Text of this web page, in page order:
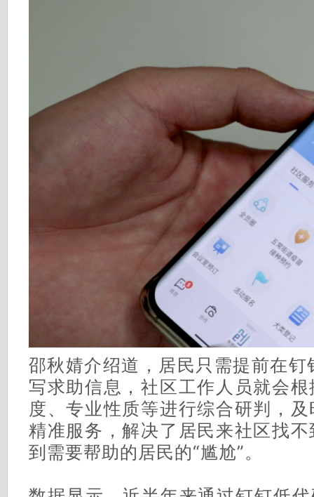
邵秋婧介绍道，居民只需提前在钉
写求助信息，社区工作人员就会
度、专业性质等进行综合研判，
精准服务，解决了居民来社区找
到需要帮助的居民的“尴尬”。